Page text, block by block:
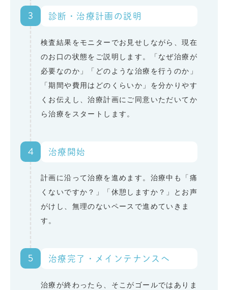
3 診断・治療計画の説明
検査結果をモニターでお見せしながら、現在
のお口の状態をご説明します。「なぜ治療が
必要なのか」「どのような治療を行うのか」
「期間や費用はどのくらいか」を分かりやす
くお伝えし、治療計画にご同意いただいてか
ら治療をスタートします。
4 治療開始
計画に沿って治療を進めます。治療中も「痛
くないですか？」「休憩しますか？」とお声
がけし、無理のないペースで進めていきま
す。
5 治療完了・メインテナンスへ
治療が終わったら、そこがゴールではありま